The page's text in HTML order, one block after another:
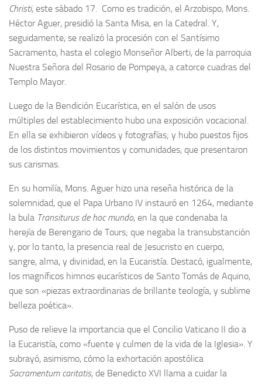
Christi, este sábado 17. Como es tradición, el Arzobispo, Mons.
Héctor Aguer, presidió la Santa Misa, en la Catedral. Y,
seguidamente, se realizó la procesión con el Santísimo
Sacramento, hasta el colegio Monseñor Alberti, de la parroquia
Nuestra Señora del Rosario de Pompeya, a catorce cuadras del
Templo Mayor.
Luego de la Bendición Eucarística, en el salón de usos
múltiples del establecimiento hubo una exposición vocacional.
En ella se exhibieron vídeos y fotografías; y hubo puestos fijos
de los distintos movimientos y comunidades, que presentaron
sus carismas.
En su homilía, Mons. Aguer hizo una reseña histórica de la
solemnidad, que el Papa Urbano IV instauró en 1264, mediante
la bula Transiturus de hoc mundo, en la que condenaba la
herejía de Berengario de Tours; que negaba la transubstanción
y, por lo tanto, la presencia real de Jesucristo en cuerpo,
sangre, alma, y divinidad, en la Eucaristía. Destacó, igualmente,
los magníficos himnos eucarísticos de Santo Tomás de Aquino,
que son «piezas extraordinarias de brillante teología, y sublime
belleza poética».
Puso de relieve la importancia que el Concilio Vaticano II dio a
la Eucaristía, como «fuente y culmen de la vida de la Iglesia». Y
subrayó, asimismo, cómo la exhortación apostólica
Sacramentum caritatis, de Benedicto XVI llama a cuidar la